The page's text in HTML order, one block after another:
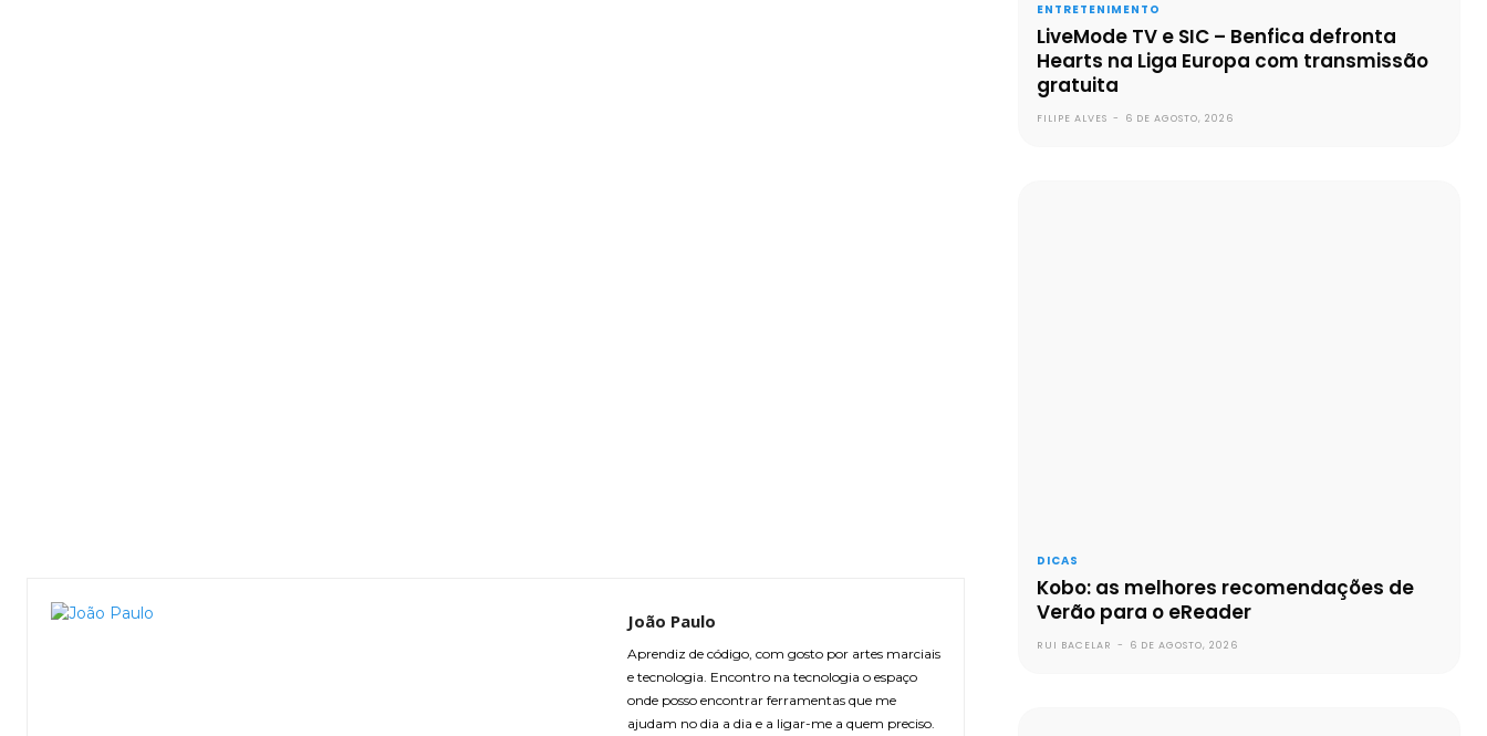
João Paulo
Aprendiz de código, com gosto por artes marciais
e tecnologia. Encontro na tecnologia o espaço
onde posso encontrar ferramentas que me
ajudam no dia a dia e a ligar-me a quem preciso.
ENTRETENIMENTO
LiveMode TV e SIC – Benfica defronta
Hearts na Liga Europa com transmissão
gratuita
FILIPE ALVES - 6 DE AGOSTO, 2026
DICAS
Kobo: as melhores recomendações de
Verão para o eReader
RUI BACELAR - 6 DE AGOSTO, 2026